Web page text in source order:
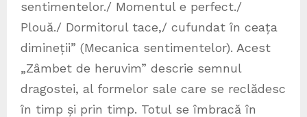
sentimentelor./ Momentul e perfect./
Plouă./ Dormitorul tace,/ cufundat în ceața
dimineții” (Mecanica sentimentelor). Acest
„Zâmbet de heruvim” descrie semnul
dragostei, al formelor sale care se reclădesc
în timp și prin timp. Totul se îmbracă în